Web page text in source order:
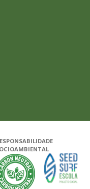
Status do site no
Garantia de satisfação
A